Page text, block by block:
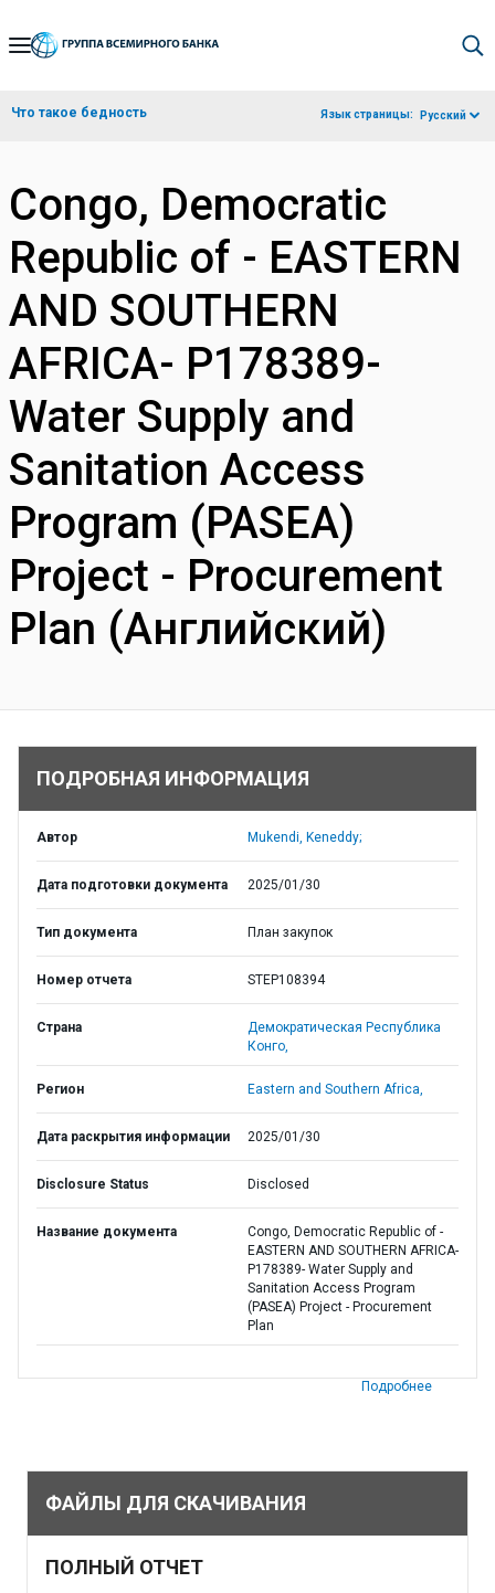
Skip
Navigation
Что такое бедность Язык страницы: Русский
Congo, Democratic
Republic of - EASTERN
AND SOUTHERN
AFRICA- P178389-
Water Supply and
Sanitation Access
Program (PASEA)
Project - Procurement
Plan (Английский)
ПОДРОБНАЯ ИНФОРМАЦИЯ
Автор Mukendi, Keneddy;
Дата подготовки документа 2025/01/30
Тип документа План закупок
Номер отчета STEP108394
Страна
Демократическая Республика
Конго,
Регион Eastern and Southern Africa,
Дата раскрытия информации 2025/01/30
Disclosure Status Disclosed
Название документа
Congo, Democratic Republic of -
EASTERN AND SOUTHERN AFRICA-
P178389- Water Supply and
Sanitation Access Program
(PASEA) Project - Procurement
Plan
Подробнее
ФАЙЛЫ ДЛЯ СКАЧИВАНИЯ
ПОЛНЫЙ ОТЧЕТ